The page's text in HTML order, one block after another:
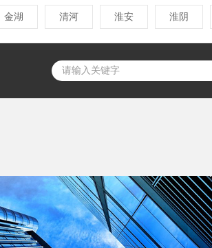
金湖 清河 淮安 淮阴